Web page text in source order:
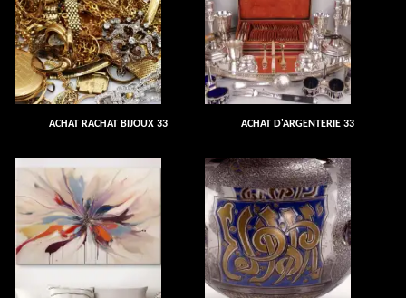
ACHAT RACHAT BIJOUX 33 ACHAT D'ARGENTERIE 33